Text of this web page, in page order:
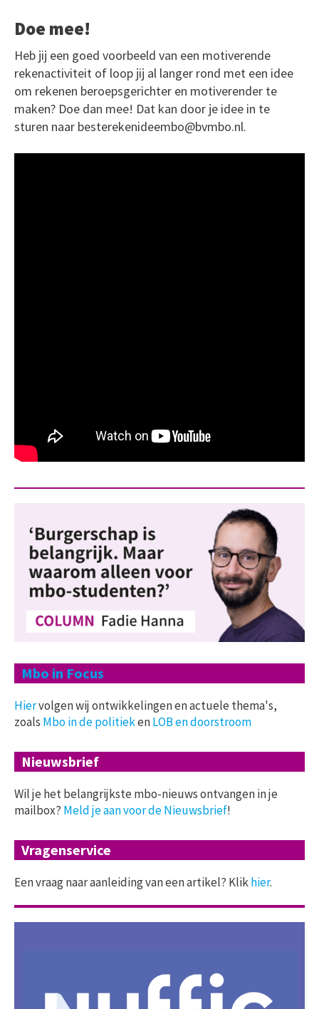
Doe mee!
Heb jij een goed voorbeeld van een motiverende
rekenactiviteit of loop jij al langer rond met een idee
om rekenen beroepsgerichter en motiverender te
maken? Doe dan mee! Dat kan door je idee in te
sturen naar besterekenideembo@bvmbo.nl.
Mbo in Focus
Hiervolgen wij ontwikkelingen en actuele thema's,
zoals Mbo in de politiekenLOB en doorstroom
Nieuwsbrief
Wil je het belangrijkste mbo-nieuws ontvangen in je
mailbox? Meld je aan voor de Nieuwsbrief!
Vragenservice
Een vraag naar aanleiding van een artikel? Klikhier.